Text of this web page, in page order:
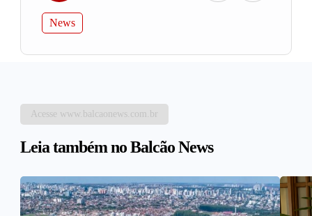
News
Acesse www.balcaonews.com.br
Leia também no Balcão News